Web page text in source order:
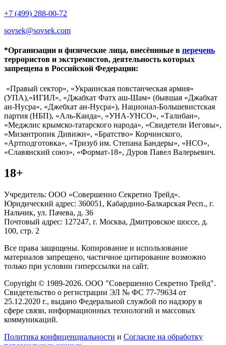
+7 (499) 288-00-72
sovsek@sovsek.com
*Организации и физические лица, внесённные в перечень
террористов и экстремистов, деятельность которых
запрещена в Российской Федерации:
«Правый сектор», «Украинская повстанческая армия»
(УПА),«ИГИЛ», «Джабхат Фатх аш-Шам» (бывшая «Джабхат
ан-Нусра», «Джебхат ан-Нусра»), Национал-Большевистская
партия (НБП), «Аль-Каида», «УНА-УНСО», «Талибан»,
«Меджлис крымско-татарского народа», «Свидетели Иеговы»,
«Мизантропик Дивижн», «Братство» Корчинского,
«Артподготовка», «Тризуб им. Степана Бандеры», «НСО»,
«Славянский союз», «Формат-18», Дуров Павел Валерьевич.
18+
Учредитель: ООО «Совершенно Секретно Трейд».
Юридический адрес: 360051, Кабардино-Балкарская Респ., г.
Нальчик, ул. Пачева, д. 36
Почтовый адрес: 127247, г. Москва, Дмитровское шоссе, д.
100, стр. 2
Все права защищены. Копирование и использование
материалов запрещено, частичное цитирование возможно
только при условии гиперссылки на сайт.
Copyright © 1989-2026. ООО "Совершенно Секретно Трейд".
Свидетельство о регистрации ЭЛ № ФС 77-79634 от
25.12.2020 г., выдано Федеральной службой по надзору в
сфере связи, информационных технологий и массовых
коммуникаций.
Политика конфиценциальности и Согласие на обработку